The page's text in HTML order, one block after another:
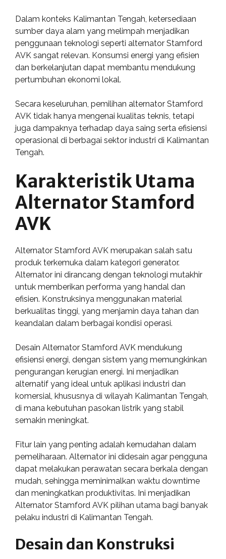
Dalam konteks Kalimantan Tengah, ketersediaan
sumber daya alam yang melimpah menjadikan
penggunaan teknologi seperti alternator Stamford
AVK sangat relevan. Konsumsi energi yang efisien
dan berkelanjutan dapat membantu mendukung
pertumbuhan ekonomi lokal.
Secara keseluruhan, pemilihan alternator Stamford
AVK tidak hanya mengenai kualitas teknis, tetapi
juga dampaknya terhadap daya saing serta efisiensi
operasional di berbagai sektor industri di Kalimantan
Tengah.
Karakteristik Utama
Alternator Stamford
AVK
Alternator Stamford AVK merupakan salah satu
produk terkemuka dalam kategori generator.
Alternator ini dirancang dengan teknologi mutakhir
untuk memberikan performa yang handal dan
efisien. Konstruksinya menggunakan material
berkualitas tinggi, yang menjamin daya tahan dan
keandalan dalam berbagai kondisi operasi.
Desain Alternator Stamford AVK mendukung
efisiensi energi, dengan sistem yang memungkinkan
pengurangan kerugian energi. Ini menjadikan
alternatif yang ideal untuk aplikasi industri dan
komersial, khususnya di wilayah Kalimantan Tengah,
di mana kebutuhan pasokan listrik yang stabil
semakin meningkat.
Fitur lain yang penting adalah kemudahan dalam
pemeliharaan. Alternator ini didesain agar pengguna
dapat melakukan perawatan secara berkala dengan
mudah, sehingga meminimalkan waktu downtime
dan meningkatkan produktivitas. Ini menjadikan
Alternator Stamford AVK pilihan utama bagi banyak
pelaku industri di Kalimantan Tengah.
Desain dan Konstruksi